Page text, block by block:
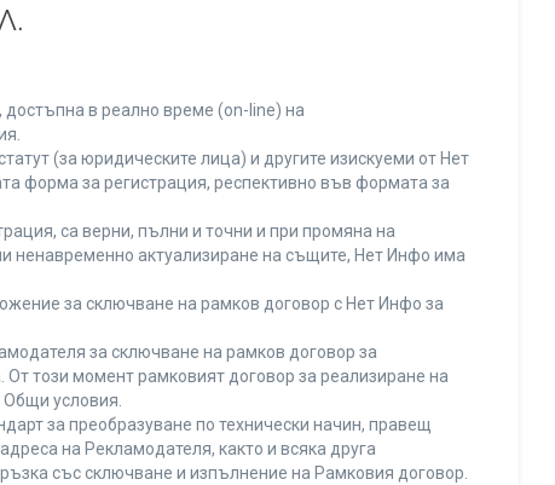
достъпна в реално време (on-line) на
(за юридическите лица) и другите изискуеми от Нет
форма за регистрация, респективно във формата за
са верни, пълни и точни и при промяна на
ненавременно актуализиране на същите, Нет Инфо има
за сключване на рамков договор с Нет Инфо за
за сключване на рамков договор за
този момент рамковият договор за реализиране на
условия.
за преобразуване по технически начин, правещ
на Рекламодателя, както и всяка друга
със сключване и изпълнение на Рамковия договор.